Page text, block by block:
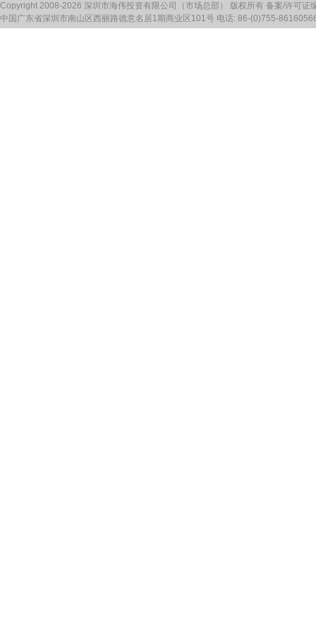
Copyright 2008-2026 深圳市海伟投资有限公司（市场总部） 版权所有 备案/许可证
中国广东省深圳市南山区西丽路德意名居1期商业区101号 电话: 86-(0)755-